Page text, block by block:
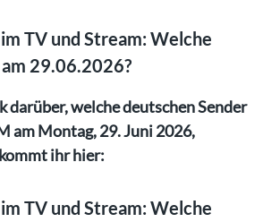
TV und Stream: Welche
29.06.2026?
darüber, welche deutschen Sender
am Montag, 29. Juni 2026,
ihr hier:
TV und Stream: Welche